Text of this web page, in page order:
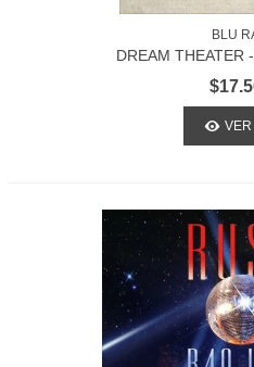
BLU
DREAM THEATER
FOURTH